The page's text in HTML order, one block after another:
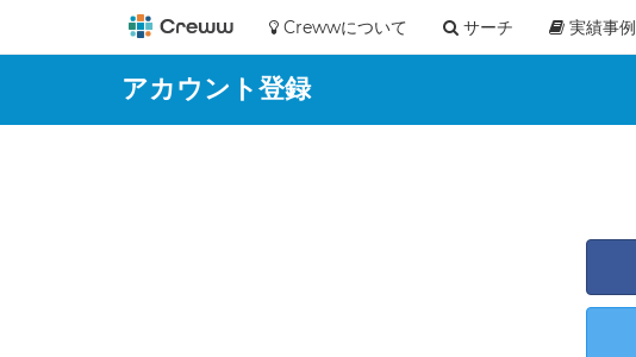
Crewwについて サーチ 実績事例
アカウント登録